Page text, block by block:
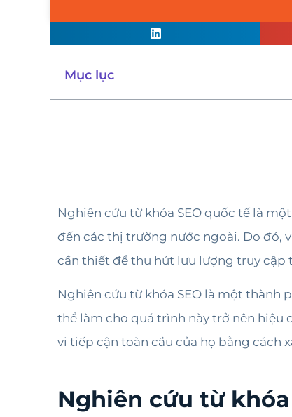
Mục lục
Nghiên cứu từ khóa SEO quốc tế là
đến các thị trường nước ngoài. Do đó,
cần thiết để thu hút lưu lượng truy cập
Nghiên cứu từ khóa SEO là một thành
thể làm cho quá trình này trở nên hiệu
vi tiếp cận toàn cầu của họ bằng cách
Nghiên cứu từ